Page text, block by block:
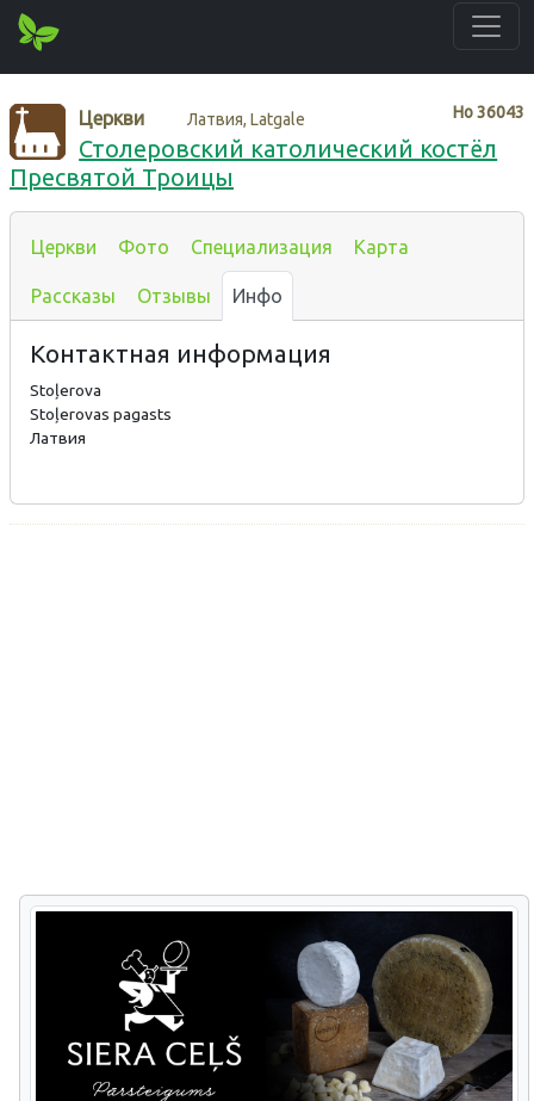
Нo36043
Церкви Латвия, Latgale
Столеровский католический костёл
Пресвятой Троицы
Церкви Фото Специализация Карта
Рассказы Отзывы Инфо
Контактная информация
Stoļerova
Stoļerovas pagasts
Латвия